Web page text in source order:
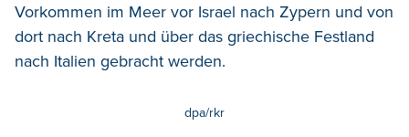
Vorkommen im Meer vor Israel nach Zypern und von
dort nach Kreta und über das griechische Festland
nach Italien gebracht werden.
dpa/rkr